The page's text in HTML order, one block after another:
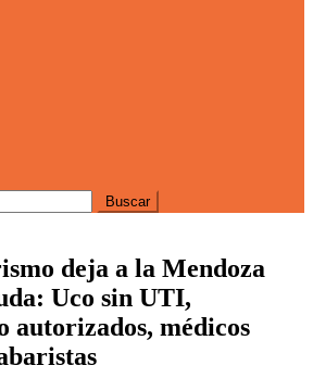
deja a la Mendoza
Uco sin UTI,
autorizados, médicos